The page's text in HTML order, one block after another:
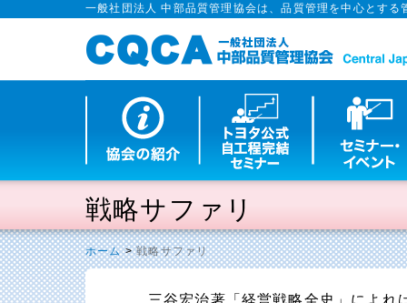
一般社団法人 中部品質管理協会は、品質管理を中心とす
戦略サファリ
ホーム>戦略サファリ
三谷宏治著「経営戦略全史」によれ